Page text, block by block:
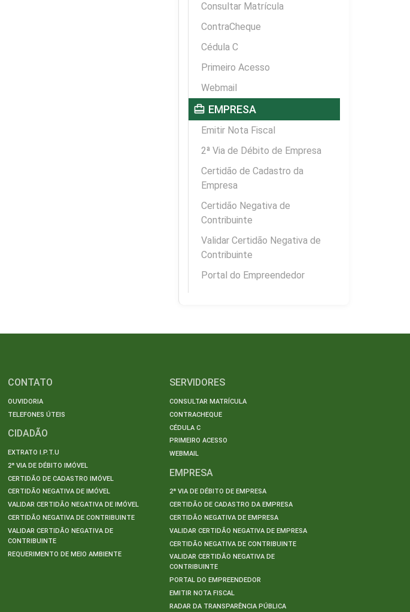
Consultar Matrícula
ContraCheque
Cédula C
Primeiro Acesso
Webmail
card_travel EMPRESA
Emitir Nota Fiscal
2ª Via de Débito de Empresa
Certidão de Cadastro da
Empresa
Certidão Negativa de
Contribuinte
Validar Certidão Negativa de
Contribuinte
Portal do Empreendedor
CONTATO
OUVIDORIA
TELEFONES ÚTEIS
CIDADÃO
EXTRATO I.P.T.U
2ª VIA DE DÉBITO IMÓVEL
CERTIDÃO DE CADASTRO IMÓVEL
CERTIDÃO NEGATIVA DE IMÓVEL
VALIDAR CERTIDÃO NEGATIVA DE IMÓVEL
CERTIDÃO NEGATIVA DE CONTRIBUINTE
VALIDAR CERTIDÃO NEGATIVA DE
CONTRIBUINTE
REQUERIMENTO DE MEIO AMBIENTE
SERVIDORES
CONSULTAR MATRÍCULA
CONTRACHEQUE
CÉDULA C
PRIMEIRO ACESSO
WEBMAIL
EMPRESA
2ª VIA DE DÉBITO DE EMPRESA
CERTIDÃO DE CADASTRO DA EMPRESA
CERTIDÃO NEGATIVA DE EMPRESA
VALIDAR CERTIDÃO NEGATIVA DE EMPRESA
CERTIDÃO NEGATIVA DE CONTRIBUINTE
VALIDAR CERTIDÃO NEGATIVA DE
CONTRIBUINTE
PORTAL DO EMPREENDEDOR
EMITIR NOTA FISCAL
RADAR DA TRANSPARÊNCIA PÚBLICA